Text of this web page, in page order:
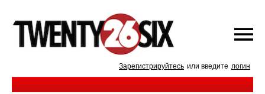
Зарегистрируйтесь или введите логин